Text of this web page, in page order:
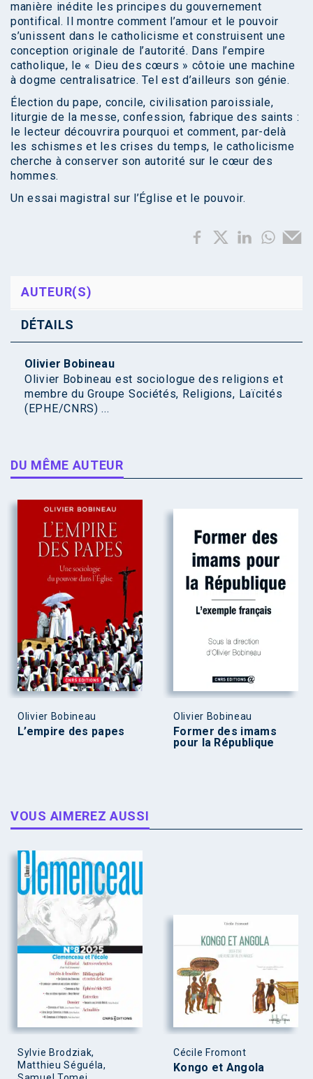
manière inédite les principes du gouvernement
pontifical. Il montre comment l’amour et le pouvoir
s’unissent dans le catholicisme et construisent une
conception originale de l’autorité. Dans l’empire
catholique, le « Dieu des cœurs » côtoie une machine
à dogme centralisatrice. Tel est d’ailleurs son génie.
Élection du pape, concile, civilisation paroissiale,
liturgie de la messe, confession, fabrique des saints :
le lecteur découvrira pourquoi et comment, par-delà
les schismes et les crises du temps, le catholicisme
cherche à conserver son autorité sur le cœur des
hommes.
Un essai magistral sur l’Église et le pouvoir.
AUTEUR(S)
DÉTAILS
Olivier Bobineau
Olivier Bobineau est sociologue des religions et
membre du Groupe Sociétés, Religions, Laïcités
(EPHE/CNRS) ...
DU MÊME AUTEUR
Olivier Bobineau
L’empire des papes
Olivier Bobineau
Former des imams
pour la République
VOUS AIMEREZ AUSSI
Sylvie Brodziak,
Matthieu Séguéla,
Cécile Fromont
Kongo et Angola